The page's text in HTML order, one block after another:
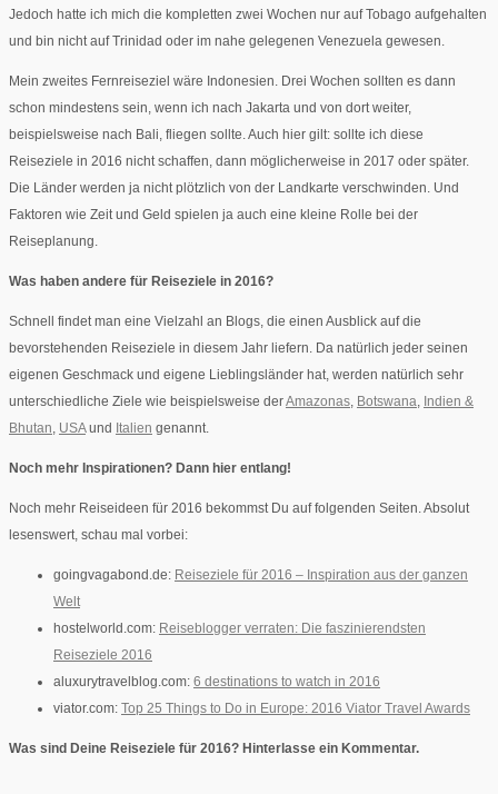
Jedoch hatte ich mich die kompletten zwei Wochen nur auf Tobago aufgehalten
und bin nicht auf Trinidad oder im nahe gelegenen Venezuela gewesen.
Mein zweites Fernreiseziel wäre Indonesien. Drei Wochen sollten es dann
schon mindestens sein, wenn ich nach Jakarta und von dort weiter,
beispielsweise nach Bali, fliegen sollte. Auch hier gilt: sollte ich diese
Reiseziele in 2016 nicht schaffen, dann möglicherweise in 2017 oder später.
Die Länder werden ja nicht plötzlich von der Landkarte verschwinden. Und
Faktoren wie Zeit und Geld spielen ja auch eine kleine Rolle bei der
Reiseplanung.
Was haben andere für Reiseziele in 2016?
Schnell findet man eine Vielzahl an Blogs, die einen Ausblick auf die
bevorstehenden Reiseziele in diesem Jahr liefern. Da natürlich jeder seinen
eigenen Geschmack und eigene Lieblingsländer hat, werden natürlich sehr
unterschiedliche Ziele wie beispielsweise derAmazonas, Botswana, Indien &
Bhutan, USAund Italien genannt.
Noch mehr Inspirationen? Dann hier entlang!
Noch mehr Reiseideen für 2016 bekommst Du auf folgenden Seiten. Absolut
lesenswert, schau mal vorbei:
goingvagabond.de: Reiseziele für 2016 – Inspiration aus der ganzen
Welt
hostelworld.com: Reiseblogger verraten: Die faszinierendsten
Reiseziele 2016
aluxurytravelblog.com: 6 destinations to watch in 2016
viator.com: Top 25 Things to Do in Europe: 2016 Viator Travel Awards
Was sind Deine Reiseziele für 2016? Hinterlasse ein Kommentar.